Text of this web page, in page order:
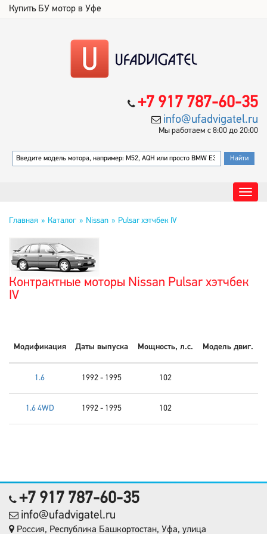
Купить БУ мотор в Уфе
+7 917 787-60-35
info@ufadvigatel.ru
Мы работаем с 8:00 до 20:00
Главная Каталог Nissan Pulsar хэтчбек IV
Контрактные моторы Nissan Pulsar хэтчбек
IV
Модификация Даты выпуска Мощность, л.с. Модель двиг.
1.6 1992 - 1995 102
1.6 4WD 1992 - 1995 102
+7 917 787-60-35
info@ufadvigatel.ru
Россия, Республика Башкортостан, Уфа, улица